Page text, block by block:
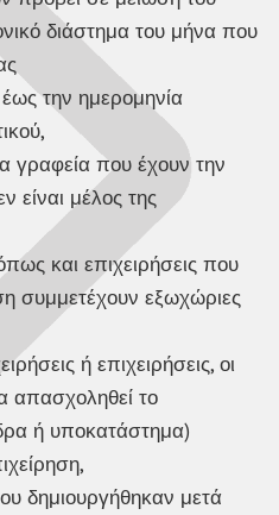
διάστημα του μήνα που
την ημερομηνία
γραφεία που έχουν την
είναι μέλος της
και επιχειρήσεις που
συμμετέχουν εξωχώριες
ή επιχειρήσεις, οι
απασχοληθεί το
ή υποκατάστημα)
δημιουργήθηκαν μετά